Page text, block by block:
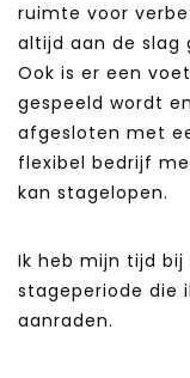
ruimte voor
altijd aan de slag
Ook is er een
gespeeld wordt
afgesloten met
flexibel bedrijf
kan stagelopen.
Ik heb mijn tijd bij
stageperiode die
aanraden.